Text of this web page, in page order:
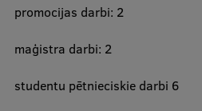
promocijas darbi: 2
​maģistra darbi: 2​
studentu pētnieciskie darbi 6